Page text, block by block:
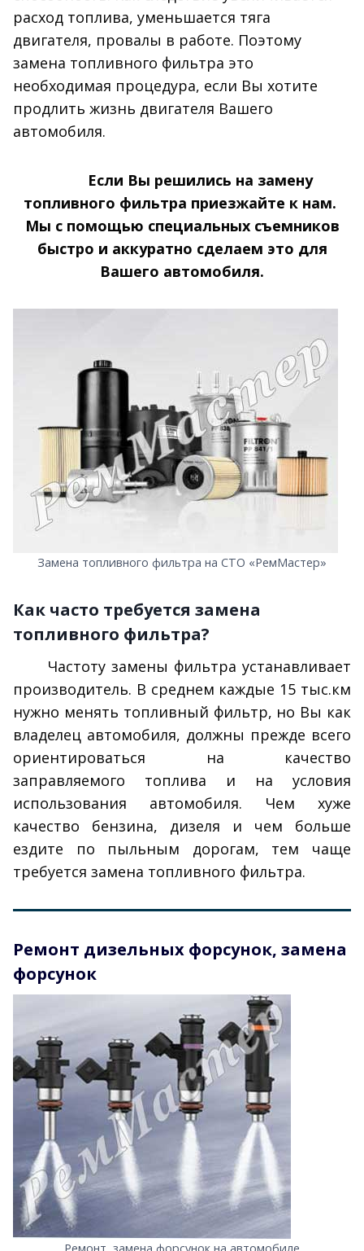
расход топлива, уменьшается тяга
двигателя, провалы в работе. Поэтому
замена топливного фильтра это
необходимая процедура, если Вы хотите
продлить жизнь двигателя Вашего
автомобиля.
Если Вы решились на замену
топливного фильтра приезжайте к нам.
Мы с помощью специальных съемников
быстро и аккуратно сделаем это для
Вашего автомобиля.
Замена топливного фильтра на СТО «РемМастер»
Как часто требуется замена
топливного фильтра?
Частоту замены фильтра устанавливает
производитель. В среднем каждые 15 тыс.км
нужно менять топливный фильтр, но Вы как
владелец автомобиля, должны прежде всего
ориентироваться на качество
заправляемого топлива и на условия
использования автомобиля. Чем хуже
качество бензина, дизеля и чем больше
ездите по пыльным дорогам, тем чаще
требуется замена топливного фильтра.
Ремонт дизельных форсунок, замена
форсунок